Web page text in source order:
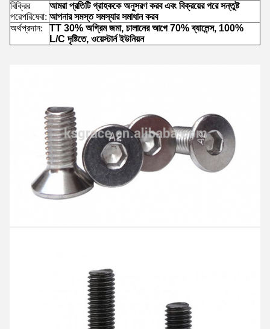
বিক্রির
পরেপরিষেবা:
আমরা প্রতিটি গ্রাহককে অনুসরণ করব এবং বিক্রয়ের পরে সন্তুষ্ট
আপনার সমস্ত সমস্যার সমাধান করব
অর্থপ্রদান:
TT 30% অগ্রিম জমা, চালানের আগে 70% ব্যালেন্স, 100%
L/C দৃষ্টিতে, ওয়েস্টার্ন ইউনিয়ন